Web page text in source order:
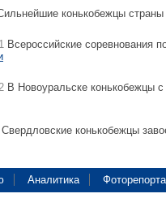
конькобежцы страны
Всероссийские соревнования
В Новоуральске конькобежцы
Свердловские конькобежцы
Аналитика